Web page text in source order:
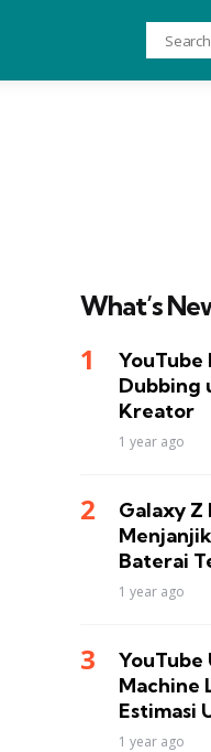
Search
for:
What’s
YouTube
Dubbing
Kreator
1 year ago
Galaxy Z
Baterai
1 year ago
YouTube
Machine
Estimasi
1 year ago